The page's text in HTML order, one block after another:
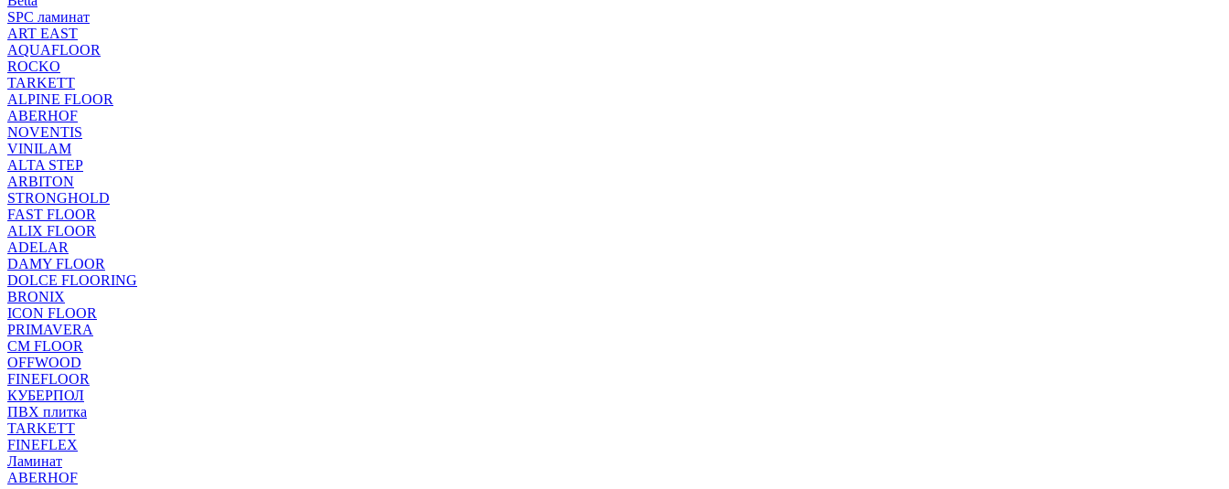
SPC ламинат
ART EAST
AQUAFLOOR
ROCKO
TARKETT
ALPINE FLOOR
ABERHOF
NOVENTIS
VINILAM
ALTA STEP
ARBITON
STRONGHOLD
FAST FLOOR
ALIX FLOOR
ADELAR
DAMY FLOOR
DOLCE FLOORING
BRONIX
ICON FLOOR
PRIMAVERA
CM FLOOR
OFFWOOD
FINEFLOOR
КУБЕРПОЛ
ПВХ плитка
TARKETT
FINEFLEX
Ламинат
ABERHOF